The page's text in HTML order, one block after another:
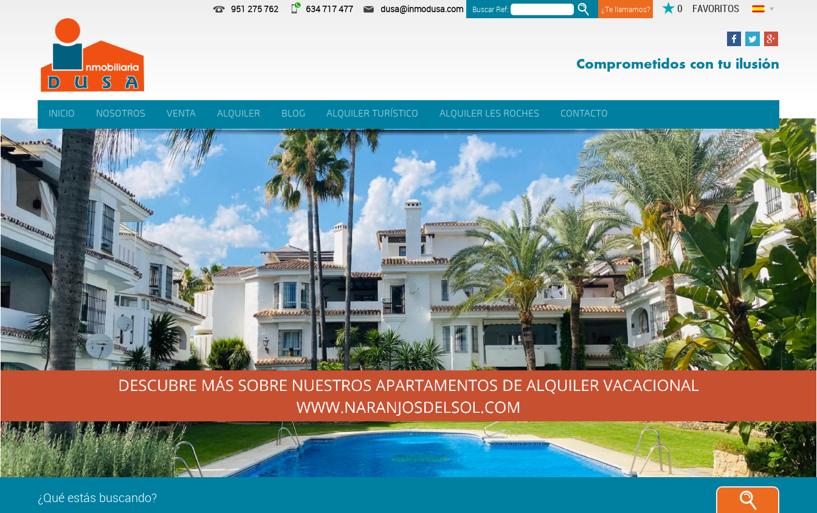
FAVORITOS
¿Te llamamos?
Buscar Ref:
dusa@inmodusa.com
634 717 477
951 275 762
Comprometidos con tu ilusión
INICIO NOSOTROS VENTA ALQUILER BLOG ALQUILER TURÍSTICO ALQUILER LES ROCHES CONTACTO
¿Qué estás buscando?